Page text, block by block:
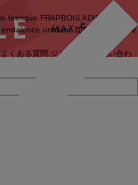
feerique FRAPBOIS ADIEU
endalence unbilanc BIGI online store
よくある質問 ジャーナル
お問い合わ